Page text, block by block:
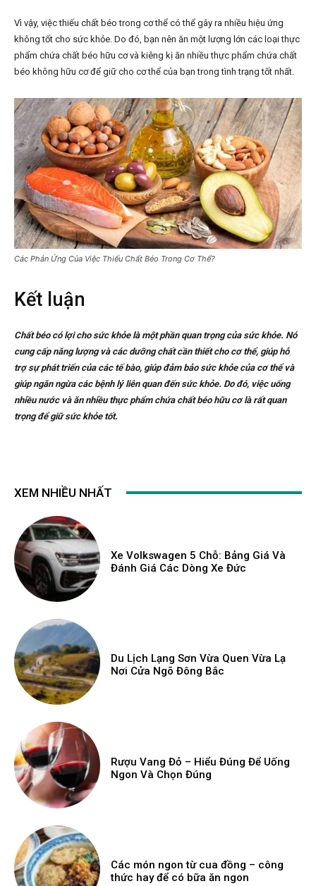
Vì vậy, việc thiếu chất béo trong cơ thể có thể gây ra nhiều hiệu ứng
không tốt cho sức khỏe. Do đó, bạn nên ăn một lượng lớn các loại thực
phẩm chứa chất béo hữu cơ và kiêng kị ăn nhiều thực phẩm chứa chất
béo không hữu cơ để giữ cho cơ thể của bạn trong tình trạng tốt nhất.
Các Phản Ứng Của Việc Thiếu Chất Béo Trong Cơ Thể?
Kết luận
Chất béo có lợi cho sức khỏe là một phần quan trọng của sức khỏe. Nó
cung cấp năng lượng và các dưỡng chất cần thiết cho cơ thể, giúp hỗ
trợ sự phát triển của các tế bào, giúp đảm bảo sức khỏe của cơ thể và
giúp ngăn ngừa các bệnh lý liên quan đến sức khỏe. Do đó, việc uống
nhiều nước và ăn nhiều thực phẩm chứa chất béo hữu cơ là rất quan
trọng để giữ sức khỏe tốt.
XEM NHIỀU NHẤT
Xe Volkswagen 5 Chỗ: Bảng Giá Và
Đánh Giá Các Dòng Xe Đức
Du Lịch Lạng Sơn Vừa Quen Vừa Lạ
Nơi Cửa Ngõ Đông Bắc
Rượu Vang Đỏ – Hiểu Đúng Để Uống
Ngon Và Chọn Đúng
Các món ngon từ cua đồng – công
thức hay để có bữa ăn ngon